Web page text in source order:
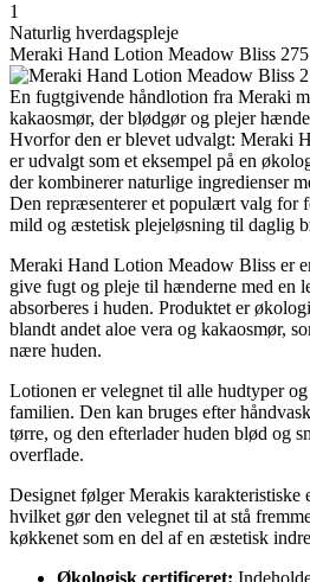
1
Naturlig hverdagspleje
Meraki Hand Lotion Meadow Bliss
En fugtgivende håndlotion fra Meraki
kakaosmør, der blødgør og plejer
Hvorfor den er blevet udvalgt: Meraki
er udvalgt som et eksempel på en
der kombinerer naturlige ingredienser
Den repræsenterer et populært valg for
mild og æstetisk plejeløsning til daglig
Meraki Hand Lotion Meadow Bliss er
give fugt og pleje til hænderne med en
absorberes i huden. Produktet er
blandt andet aloe vera og kakaosmør,
nære huden.
Lotionen er velegnet til alle hudtyper
familien. Den kan bruges efter
tørre, og den efterlader huden blød og
overflade.
Designet følger Merakis karakteristiske
hvilket gør den velegnet til at stå
køkkenet som en del af en æstetisk